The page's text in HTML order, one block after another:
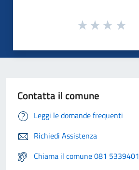
Contatta il comune
Leggi le domande frequenti
Richiedi Assistenza
Chiama il comune 081 5339401